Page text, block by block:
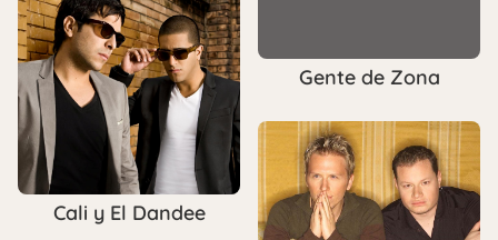
Cali y El Dandee
Gente de Zona